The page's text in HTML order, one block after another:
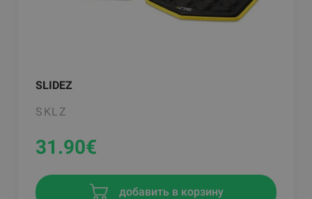
SLIDEZ
SKLZ
31.90€
добавить в корзину